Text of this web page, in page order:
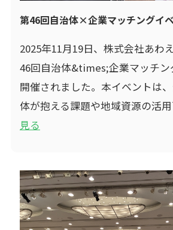
第46回自治体×企業マッチングイ
2025年11月19日、株式会社あわ
46回自治体&times;企業マッチン
開催されました。本イベントは
体が抱える課題や地域資源の活
見る